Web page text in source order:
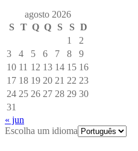
agosto 2026
S
T Q Q S S D
1
2
3
4 5 6 7 8
9
10 11 12 13 14 15 16
17 18 19 20 21 22 23
24 25 26 27 28 29 30
31
« jun
Escolha um idioma